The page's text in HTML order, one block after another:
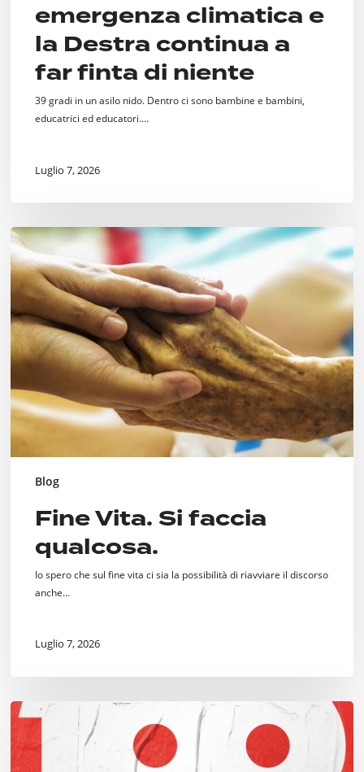
emergenza climatica e
la Destra continua a
far finta di niente
39 gradi in un asilo nido. Dentro ci sono bambine e bambini,
educatrici ed educatori.…
Luglio 7, 2026
Blog
Fine
Vita.
Si
faccia
qualcosa.
Fine Vita. Si faccia
qualcosa.
Io spero che sul fine vita ci sia la possibilità di riavviare il discorso
anche…
Luglio 7, 2026
Cento
per